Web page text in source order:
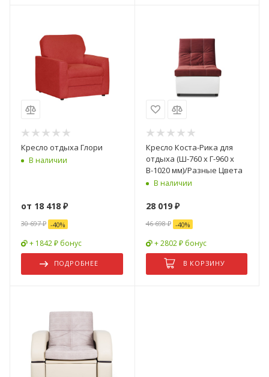
Кресло отдыха Глори
В наличии
от 18 418 ₽
30 697 ₽ -40%
+ 1842 ₽ бонус
ПОДРОБНЕЕ
Кресло Коста-Рика для
отдыха (Ш-760 х Г-960 х
В-1020 мм)/Разные Цвета
В наличии
28 019₽
46 698₽ -40%
+ 2802 ₽ бонус
В КОРЗИНУ